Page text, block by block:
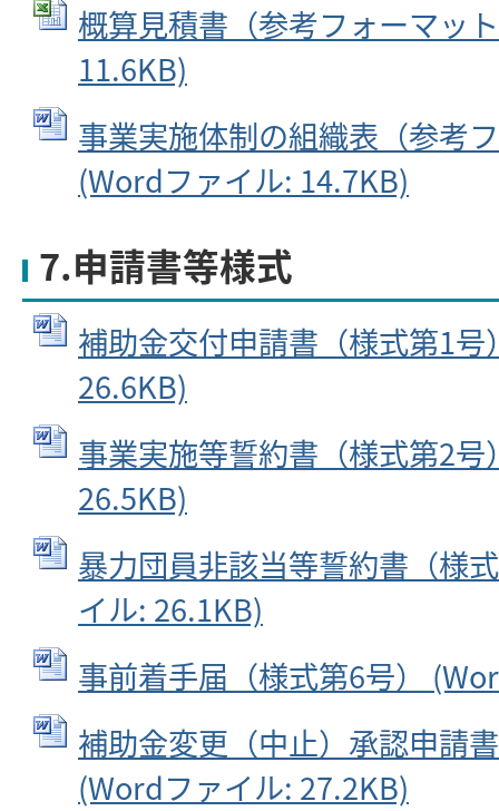
概算見積書（参考フォーマッ
11.6KB)
事業実施体制の組織表（参考
(Wordファイル: 14.7KB)
7.申請書等様式
補助金交付申請書（様式第1
26.6KB)
事業実施等誓約書（様式第2
26.5KB)
暴力団員非該当等誓約書（様
イル: 26.1KB)
事前着手届（様式第6号）
補助金変更（中止）承認申請
(Wordファイル: 27.2KB)